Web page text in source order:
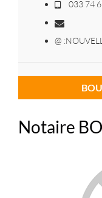
033 74
@
Notaire